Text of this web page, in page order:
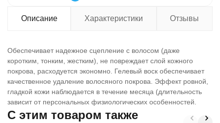
Описание Характеристики Отзывы
Обеспечивает надежное сцепление с волосом (даже
коротким, тонким, жестким), не повреждает слой кожного
покрова, расходуется экономно. Гелевый воск обеспечивает
качественное удаление волосяного покрова. Эффект ровной,
гладкой кожи наблюдается в течение месяца (длительность
зависит от персональных физиологических особенностей.
C этим товаром также